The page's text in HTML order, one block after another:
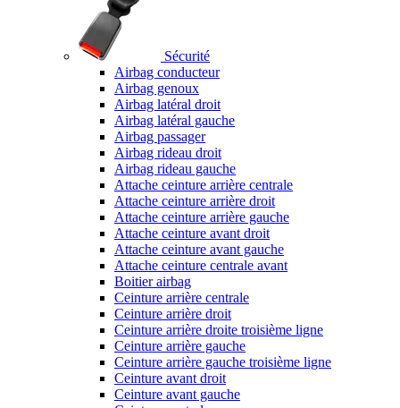
Sécurité
Airbag conducteur
Airbag genoux
Airbag latéral droit
Airbag latéral gauche
Airbag passager
Airbag rideau droit
Airbag rideau gauche
Attache ceinture arrière centrale
Attache ceinture arrière droit
Attache ceinture arrière gauche
Attache ceinture avant droit
Attache ceinture avant gauche
Attache ceinture centrale avant
Boitier airbag
Ceinture arrière centrale
Ceinture arrière droit
Ceinture arrière droite troisième ligne
Ceinture arrière gauche
Ceinture arrière gauche troisième ligne
Ceinture avant droit
Ceinture avant gauche